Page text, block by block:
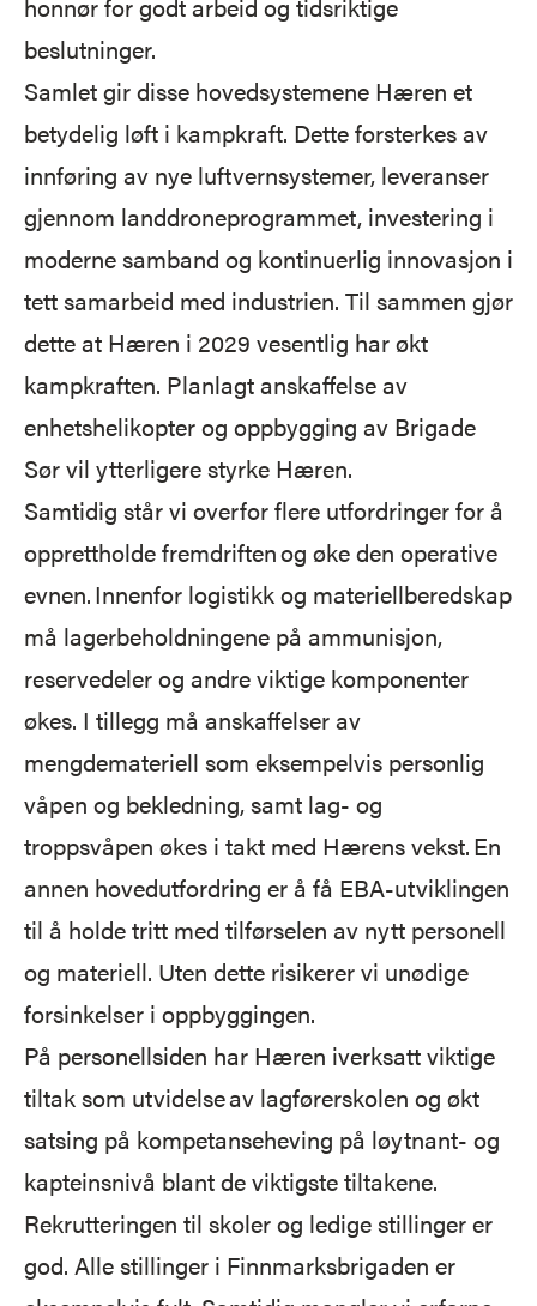
beslutninger.
Samlet gir disse hovedsystemene Hæren et
betydelig løft i kampkraft. Dette forsterkes av
innføring av nye luftvernsystemer, leveranser
gjennom landdroneprogrammet, investering i
moderne samband og kontinuerlig innovasjon i
tett samarbeid med industrien. Til sammen gjør
dette at Hæren i 2029 vesentlig har økt
kampkraften. Planlagt anskaffelse av
enhetshelikopter og oppbygging av Brigade
Sør vil ytterligere styrke Hæren.
Samtidig står vi overfor flere utfordringer for å
opprettholde fremdriften og øke den operative
evnen. Innenfor logistikk og materiellberedskap
må lagerbeholdningene på ammunisjon,
reservedeler og andre viktige komponenter
økes. I tillegg må anskaffelser av
mengdemateriell som eksempelvis personlig
våpen og bekledning, samt lag- og
troppsvåpen økes i takt med Hærens vekst. En
annen hovedutfordring er å få EBA-utviklingen
til å holde tritt med tilførselen av nytt personell
og materiell. Uten dette risikerer vi unødige
forsinkelser i oppbyggingen.
På personellsiden har Hæren iverksatt viktige
tiltak som utvidelse av lagførerskolen og økt
satsing på kompetanseheving på løytnant- og
kapteinsnivå blant de viktigste tiltakene.
Rekrutteringen til skoler og ledige stillinger er
god. Alle stillinger i Finnmarksbrigaden er